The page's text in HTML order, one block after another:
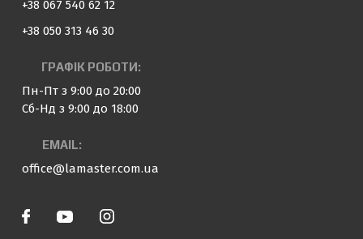
+38 067 540 62 12
+38 050 313 46 30
ГРАФІК РОБОТИ:
Пн-Пт з 9:00 до 20:00
Сб-Нд з 9:00 до 18:00
EMAIL:
office@lamaster.com.ua